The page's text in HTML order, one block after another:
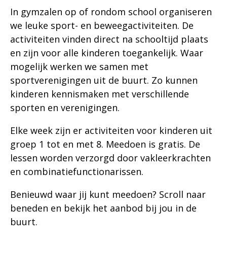
In gymzalen op of rondom school organiseren
we leuke sport- en beweegactiviteiten. De
activiteiten vinden direct na schooltijd plaats
en zijn voor alle kinderen toegankelijk. Waar
mogelijk werken we samen met
sportverenigingen uit de buurt. Zo kunnen
kinderen kennismaken met verschillende
sporten en verenigingen.
Elke week zijn er activiteiten voor kinderen uit
groep 1 tot en met 8. Meedoen is gratis. De
lessen worden verzorgd door vakleerkrachten
en combinatiefunctionarissen.
Benieuwd waar jij kunt meedoen? Scroll naar
beneden en bekijk het aanbod bij jou in de
buurt.